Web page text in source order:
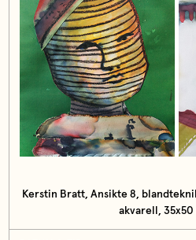
Kerstin Bratt, Ansikte 8,
akvarell, 35x50